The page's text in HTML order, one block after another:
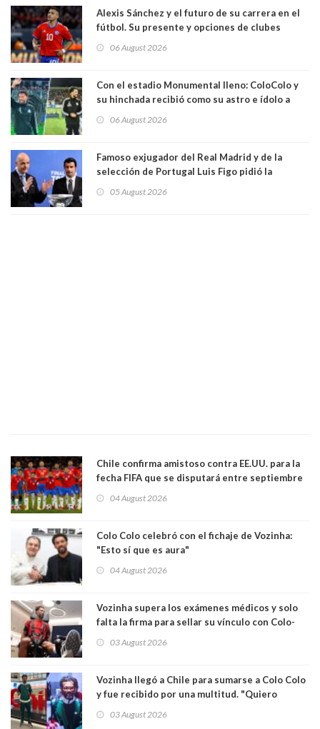
Alexis Sánchez y el futuro de su carrera en el
fútbol. Su presente y opciones de clubes
06 August 2026
Con el estadio Monumental lleno: ColoColo y
su hinchada recibió como su astro e ídolo a
06 August 2026
Famoso exjugador del Real Madrid y de la
selección de Portugal Luis Figo pidió la
comportamiento más bajo y cobarde que he
05 August 2026
Chile confirma amistoso contra EE.UU. para la
fecha FIFA que se disputará entre septiembre
04 August 2026
Colo Colo celebró con el fichaje de Vozinha:
"Esto sí que es aura"
04 August 2026
Vozinha supera los exámenes médicos y solo
falta la firma para sellar su vínculo con Colo-
03 August 2026
Vozinha llegó a Chile para sumarse a Colo Colo
y fue recibido por una multitud. "Quiero
hinchas"
03 August 2026